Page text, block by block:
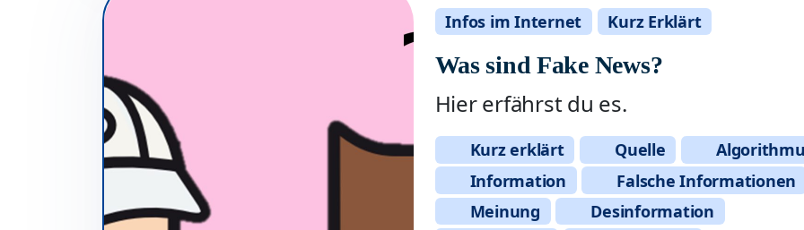
Infos im Internet Kurz Erklärt
Was sind Fake News?
Hier erfährst du es.
Kurz erklärt Quelle
Information
Falsche Informationen
Meinung
Desinformation